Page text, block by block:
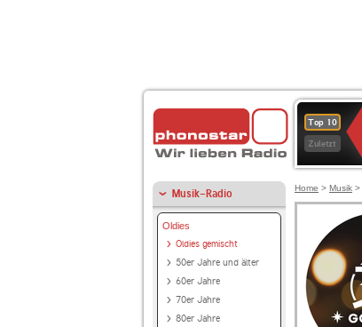
Top 10
Zuletzt
Musik-Radio
Oldies
Oldies gemischt
50er Jahre und älter
60er Jahre
70er Jahre
80er Jahre
Home > Musik >